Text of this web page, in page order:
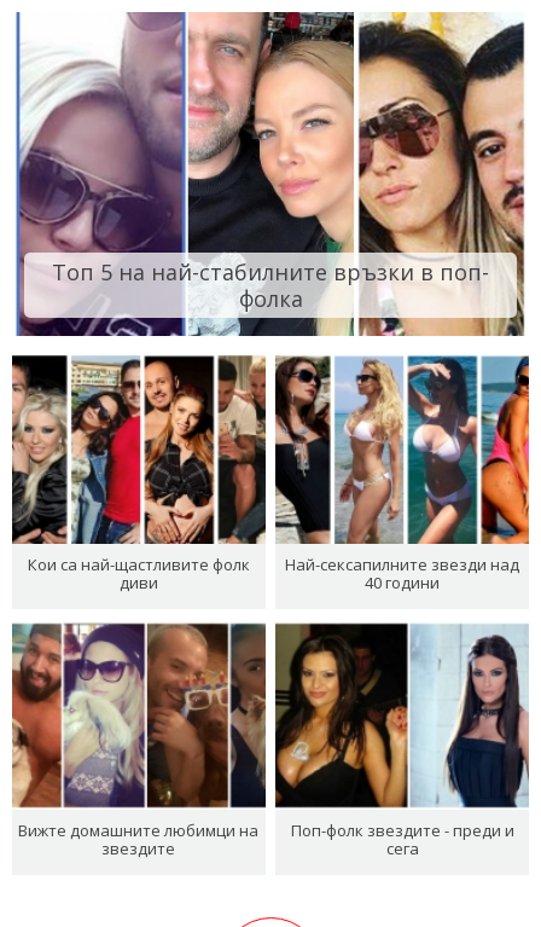
Топ 5 на най-стабилните връзки в поп-
фолка
Кои са най-щастливите фолк
диви
Най-сексапилните звезди над
40 години
Вижте домашните любимци на
звездите
Поп-фолк звездите - преди и
сега